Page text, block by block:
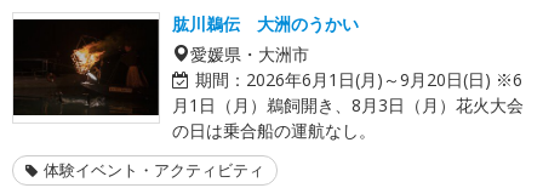
肱川鵜伝 大洲のうかい
愛媛県・大洲市
期間： 2026年6月1日(月)～9月20日(日) ※6
月1日（月）鵜飼開き、8月3日（月）花火大会
の日は乗合船の運航なし。
体験イベント・アクティビティ